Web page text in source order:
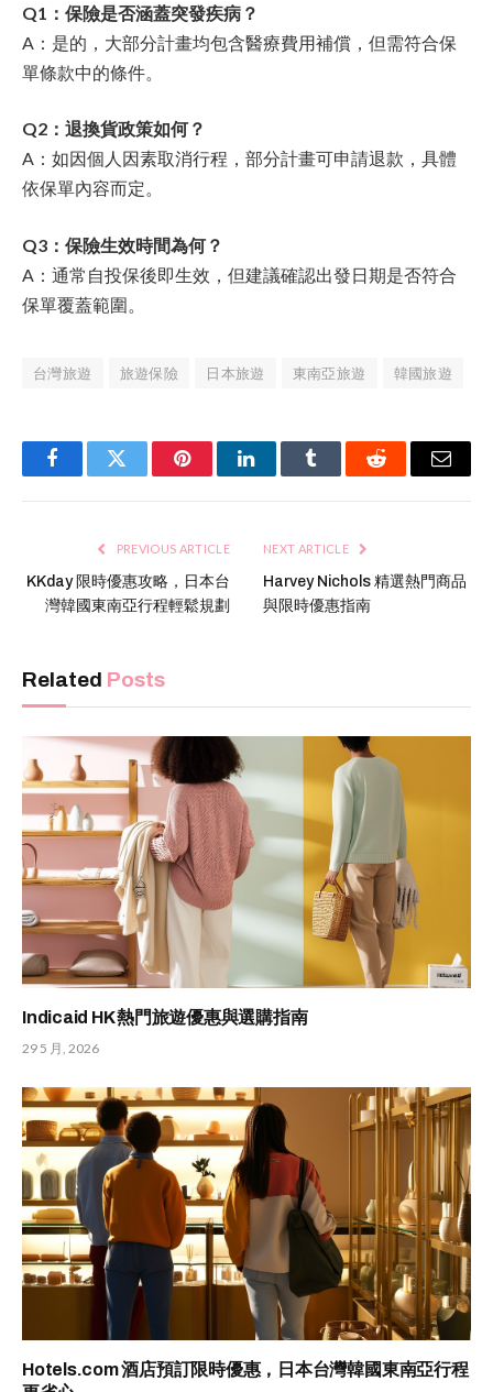
Q1：保險是否涵蓋突發疾病？
A：是的，大部分計畫均包含醫療費用補償，但需符合保
單條款中的條件。
Q2：退換貨政策如何？
A：如因個人因素取消行程，部分計畫可申請退款，具體
依保單內容而定。
Q3：保險生效時間為何？
A：通常自投保後即生效，但建議確認出發日期是否符合
保單覆蓋範圍。
台灣旅遊 旅遊保險 日本旅遊 東南亞旅遊 韓國旅遊
FacebookTwitter PinterestLinkedInTumblr Reddit Email
PREVIOUS ARTICLE
KKday 限時優惠攻略，日本台
灣韓國東南亞行程輕鬆規劃
NEXT ARTICLE
Harvey Nichols 精選熱門商品
與限時優惠指南
Related Posts
Indicaid HK 熱門旅遊優惠與選購指南
29 5 月, 2026
Hotels.com 酒店預訂限時優惠，日本台灣韓國東南亞行程